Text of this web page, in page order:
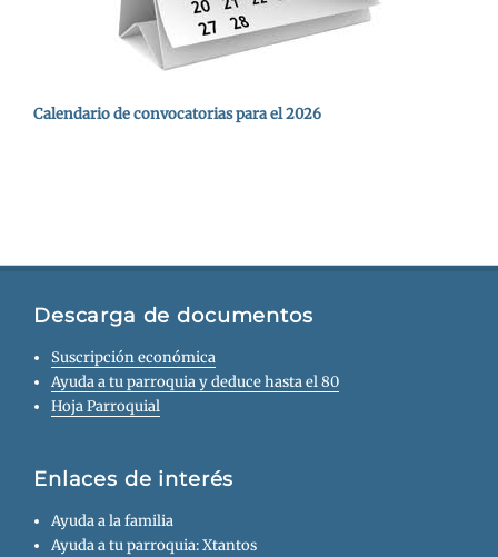
Calendario de convocatorias para el 2026
Descarga de documentos
Suscripción económica
Ayuda a tu parroquia y deduce hasta el 80
Hoja Parroquial
Enlaces de interés
Ayuda a la familia
Ayuda a tu parroquia: Xtantos